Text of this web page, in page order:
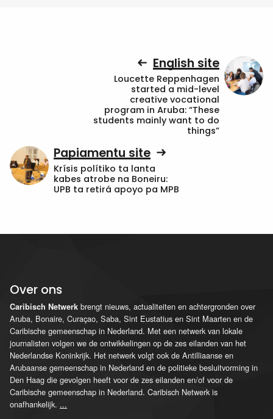
English site
Loucette Reppenhagen
started a mid-level
creative vocational
program in Aruba: “These
students mainly want to do
things”
Papiamentu site
Krísis polítiko ta lanta
kabes atrobe na Boneiru:
UPB ta retirá apoyo pa MPB
Over ons
Caribisch Netwerk brengt nieuws, actualiteiten en achtergronden over
Aruba, Bonaire, Curaçao, Saba, Sint Eustatius en Sint Maarten en de
Caribische gemeenschap in Nederland. Met een netwerk van lokale
journalisten volgen we de ontwikkelingen op de zes eilanden van het
Nederlandse Koninkrijk. Het netwerk volgt ook de Antilliaanse en
Arubaanse gemeenschap in Nederland en de politieke besluitvorming in
Den Haag die gevolgen heeft voor de zes eilanden en/of voor de
Caribische gemeenschap in Nederland. Caribisch Netwerk is
onafhankelijk. ...